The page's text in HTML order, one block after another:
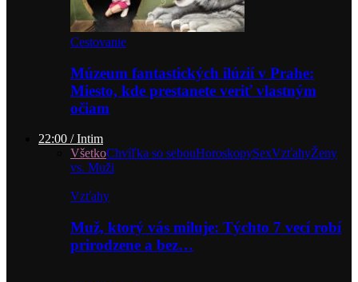
Cestovanie
Múzeum fantastických ilúzií v Prahe:
Miesto, kde prestanete veriť vlastným
očiam
22:00 / Intim
VšetkoChvíľka so sebouHoroskopySexVzťahyŽeny
vs. Muži
Vzťahy
Muž, ktorý vás miluje: Týchto 7 vecí robí
prirodzene a bez…